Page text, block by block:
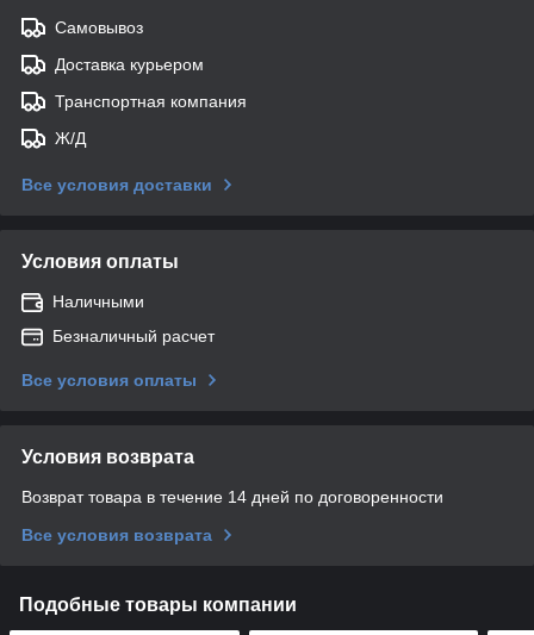
Самовывоз
Доставка курьером
Транспортная компания
Ж/Д
Все условия доставки
Условия оплаты
Наличными
Безналичный расчет
Все условия оплаты
Условия возврата
Возврат товара в течение 14 дней по договоренности
Все условия возврата
Подобные товары компании